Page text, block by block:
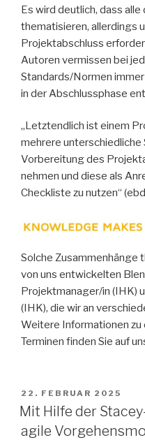
Es wird deutlich, dass
thematisieren, allerdings
Projektabschluss
Autoren vermissen bei
Standards/Normen
in der Abschlussphase
„Letztendlich ist einem
mehrere unterschiedliche
Vorbereitung des
nehmen und diese als
Checkliste zu nutzen“
Solche Zusammenhänge
von uns entwickelten
Projektmanager/in (IHK)
(IHK), die wir an
Weitere Informationen zu
Terminen finden Sie auf
VERÖFFENTLICHT
AM
22. FEBRUAR 2025
Mit Hilfe der
agile